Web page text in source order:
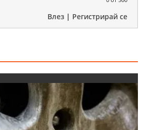
Влез | Регистрирай се